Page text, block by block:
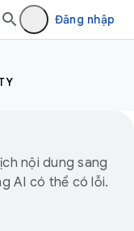
Đăng nhập
nội dung sang
AI có thể có lỗi.